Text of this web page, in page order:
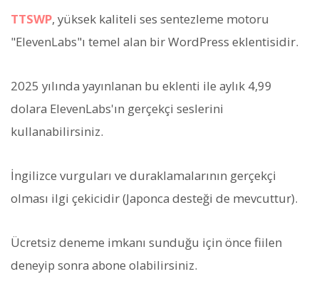
TTSWP, yüksek kaliteli ses sentezleme motoru
"ElevenLabs"ı temel alan bir WordPress eklentisidir.
2025 yılında yayınlanan bu eklenti ile aylık 4,99
dolara ElevenLabs'ın gerçekçi seslerini
kullanabilirsiniz.
İngilizce vurguları ve duraklamalarının gerçekçi
olması ilgi çekicidir (Japonca desteği de mevcuttur).
Ücretsiz deneme imkanı sunduğu için önce fiilen
deneyip sonra abone olabilirsiniz.